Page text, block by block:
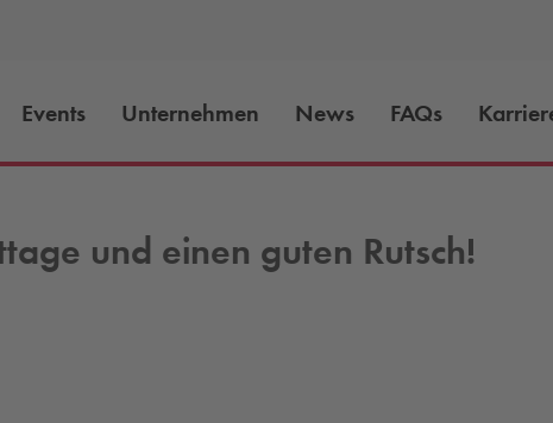
Events Unternehmen News FAQs
und einen guten Rutsch!